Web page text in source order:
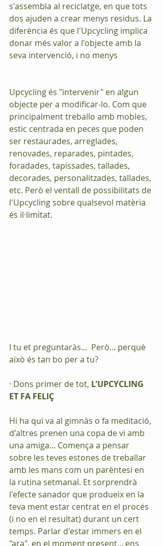
s'assembla al reciclatge, en que tots
dos ajuden a crear menys residus. La
diferència és que l'Upcycling implica
donar més valor a l'objecte amb la
seva intervenció, i no menys
Upcycling és "intervenir" en algun
objecte per a modificar-lo. Com que
principalment treballo amb mobles,
estic centrada en peces que poden
ser restaurades, arreglades,
renovades, reparades, pintades,
foradades, tapissades, tallades,
decorades, personalitzades, tallades,
etc. Però el ventall de possibilitats de
l'Upcycling sobre qualsevol matèria
és il·limitat.
I tu et preguntaràs...  Però... perquè
això és tan bo per a tu?
· Dons primer de tot, L'UPCYCLING
ET FA FELIÇ
Hi ha qui va al gimnàs o fa meditació,
d'altres prenen una copa de vi amb
una amiga... Comença a pensar
sobre les teves estones de treballar
amb les mans com un parèntesi en
la rutina setmanal. Et sorprendrà
l'efecte sanador que produeix en la
teva ment estar centrat en el procés
(i no en el resultat) durant un cert
temps. Parlar d'estar immers en el
"ara", en el moment present... ens